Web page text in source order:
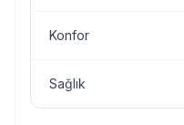
Konfor
Sağlık